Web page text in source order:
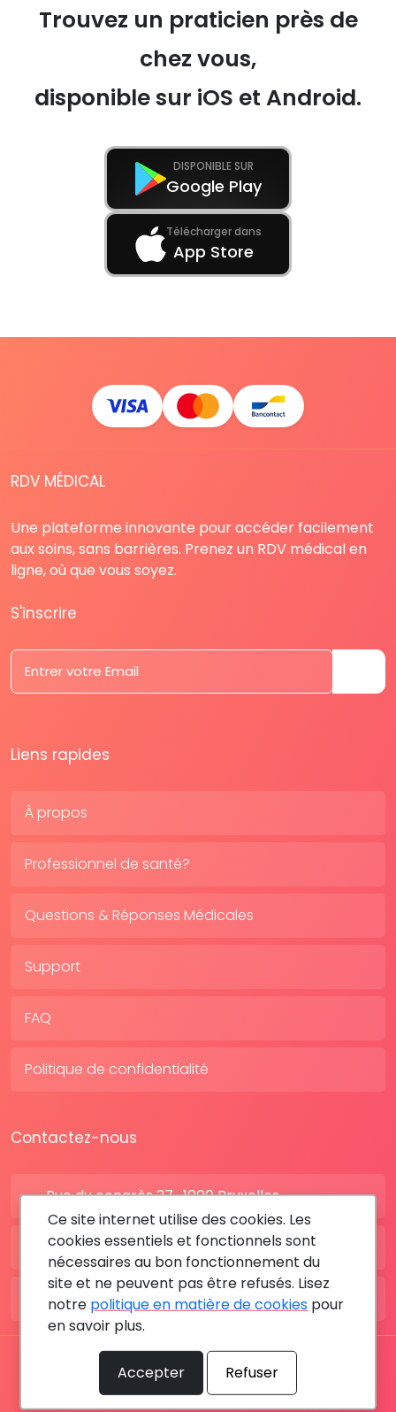
Trouvez un praticien près de
chez vous,
disponible sur iOS et Android.
DISPONIBLE SUR
Google Play
Télécharger dans
App Store
RDV MÉDICAL
Une plateforme innovante pour accéder facilement
aux soins, sans barrières. Prenez un RDV médical en
ligne, où que vous soyez.
S'inscrire
Liens rapides
À propos
Professionnel de santé?
Questions & Réponses Médicales
Support
FAQ
Politique de confidentialité
Contactez-nous
Rue du congrès 37 , 1000 Bruxelles
BE: +32 28080227
FR: +33 183642895
Tous les droits sont réservés © 2026 RDV MÉDICAL By
MediaSatCom
Ce site internet utilise des cookies. Les
cookies essentiels et fonctionnels sont
nécessaires au bon fonctionnement du
site et ne peuvent pas être refusés. Lisez
notre politique en matière de cookies pour
en savoir plus.
Accepter Refuser